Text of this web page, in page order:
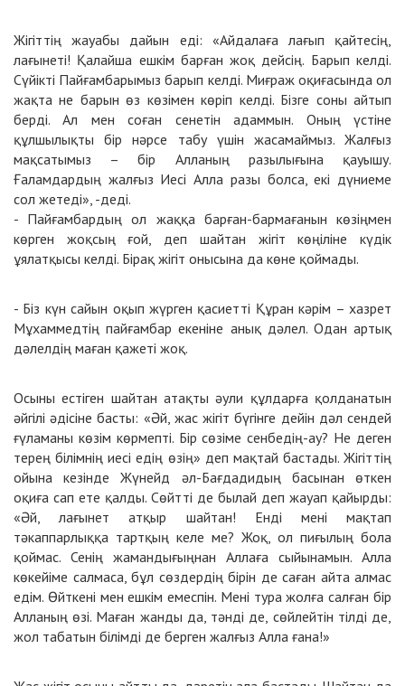
Жігіттің жауабы дайын еді: «Айдалаға лағып қайтесің,
лағынеті! Қалайша ешкім барған жоқ дейсің. Барып келді.
Сүйікті Пайғамбарымыз барып келді. Миғраж оқиғасында ол
жақта не барын өз көзімен көріп келді. Бізге соны айтып
берді. Ал мен соған сенетін адаммын. Оның үстіне
құлшылықты бір нәрсе табу үшін жасамаймыз. Жалғыз
мақсатымыз – бір Алланың разылығына қауышу.
Ғаламдардың жалғыз Иесі Алла разы болса, екі дүниеме
сол жетеді», -деді.
- Пайғамбардың ол жаққа барған-бармағанын көзіңмен
көрген жоқсың ғой, деп шайтан жігіт көңіліне күдік
ұялатқысы келді. Бірақ жігіт онысына да көне қоймады.
- Біз күн сайын оқып жүрген қасиетті Құран кәрім – хазрет
Мұхаммедтің пайғамбар екеніне анық дәлел. Одан артық
дәлелдің маған қажеті жоқ.
Осыны естіген шайтан атақты әули құлдарға қолданатын
әйгілі әдісіне басты: «Әй, жас жігіт бүгінге дейін дәл сендей
ғүламаны көзім көрмепті. Бір сөзіме сенбедің-ау? Не деген
терең білімнің иесі едің өзің» деп мақтай бастады. Жігіттің
ойына кезінде Жүнейд әл-Бағдадидың басынан өткен
оқиға сап ете қалды. Сөйтті де былай деп жауап қайырды:
«Әй, лағынет атқыр шайтан! Енді мені мақтап
тәкаппарлыққа тартқың келе ме? Жоқ, ол пиғылың бола
қоймас. Сенің жамандығыңнан Аллаға сыйынамын. Алла
көкейіме салмаса, бұл сөздердің бірін де саған айта алмас
едім. Өйткені мен ешкім емеспін. Мені тура жолға салған бір
Алланың өзі. Маған жанды да, тәнді де, сөйлейтін тілді де,
жол табатын білімді де берген жалғыз Алла ғана!»